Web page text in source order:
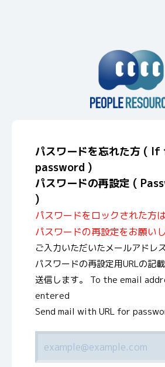
パスワードを忘れた方 (
password )
パスワードの再設定 (
)
パスワードをロックされた方
パスワードの再設定をお願いし
ご入力いただいたメールアドレ
パスワードの再設定用URLの記
送信します。
To the email
entered
Send mail with URL for